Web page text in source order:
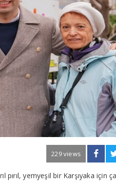
229 views
pırıl, yemyeşil bir Karşıyaka için